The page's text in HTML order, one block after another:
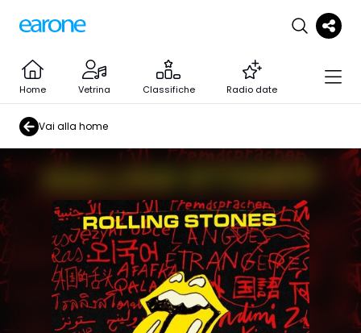
Home Vetrina Classifiche Radio date
Vai alla home